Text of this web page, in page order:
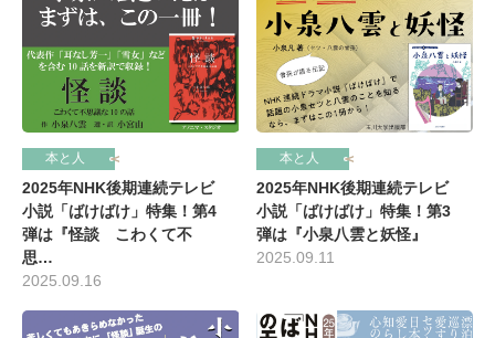
本と人
2025年NHK後期連続テレビ
小説「ばけばけ」特集！第4
弾は『怪談 こわくて不
思…
2025.09.16
本と人
2025年NHK後期連続テレビ
小説「ばけばけ」特集！第3
弾は『小泉八雲と妖怪』
2025.09.11